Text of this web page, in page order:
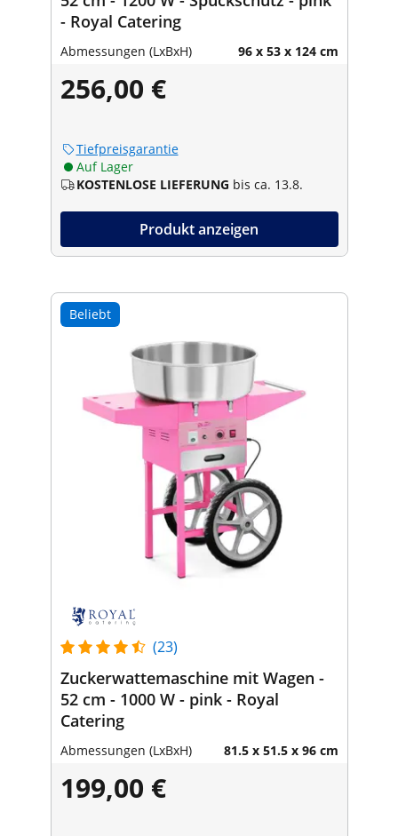
- Royal Catering
Abmessungen (LxBxH) 96 x 53 x 124 cm
256,00 €
Tiefpreisgarantie
Auf Lager
KOSTENLOSE LIEFERUNG bis ca. 13.8.
Produkt anzeigen
Beliebt
(23)
Zuckerwattemaschine mit Wagen -
52 cm - 1000 W - pink - Royal
Catering
Abmessungen (LxBxH) 81.5 x 51.5 x 96 cm
199,00 €